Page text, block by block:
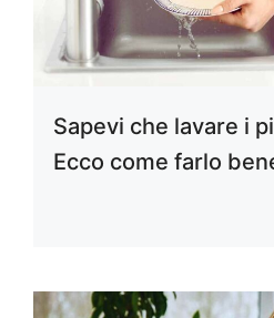
Sapevi che lavare i
Ecco come farlo